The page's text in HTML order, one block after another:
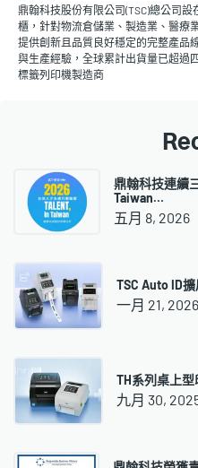
鼎翰科技股份有限公司(TSC)總公司
櫃，針對物流倉儲業、製造業、醫療
提供創新且品質良好穩定的完整產品
與生產經驗，全球累計出貨量已超過
標籤列印機製造商
鼎翰科技連續
Taiwan…
五月 8, 2026
TSC Auto ID
一月 21, 2026
TH系列桌上
九月 30,